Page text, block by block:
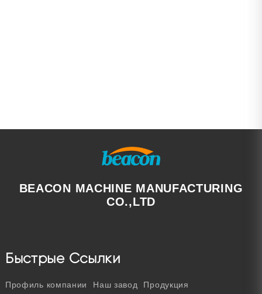
BEACON MACHINE MANUFACTURING
CO.,LTD
Быстрые Ссылки
Профиль компании Наш завод
Продукция